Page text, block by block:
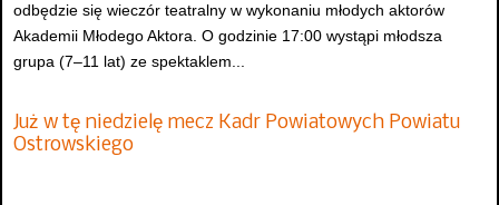
odbędzie się wieczór teatralny w wykonaniu młodych aktorów
Akademii Młodego Aktora. O godzinie 17:00 wystąpi młodsza
grupa (7–11 lat) ze spektaklem...
Już w tę niedzielę mecz Kadr Powiatowych Powiatu
Ostrowskiego